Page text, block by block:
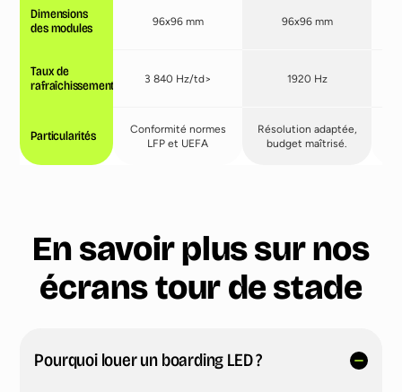
Dimensions
des modules
Taux de
rafraîchissement
Particularités
96x96 mm
3 840 Hz/td>
Conformité normes
LFP et UEFA
96x96 mm
1920 Hz
Résolution adaptée,
budget maîtrisé.
En savoir plus sur nos
écrans tour de stade
Pourquoi louer un boarding LED ?